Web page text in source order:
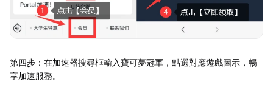
第四步：在加速器搜尋框輸入寶可夢冠軍，點選對應遊戲圖示，暢
享加速服務。